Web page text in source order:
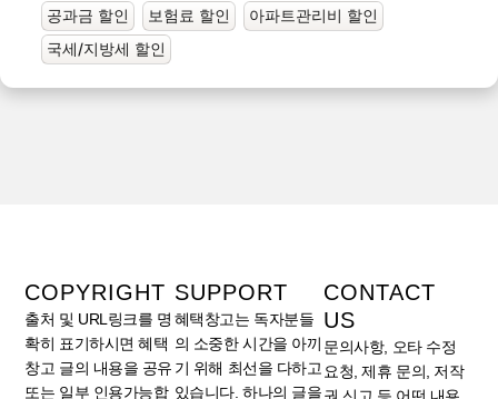
공과금 할인 보험료 할인
아파트관리비 할인
국세/지방세 할인
COPYRIGHT
출처 및 URL링크를 명
확히 표기하시면 혜택
창고 글의 내용을 공유
또는 일부 인용가능합
SUPPORT
혜택창고는 독자분들
의 소중한 시간을 아끼
기 위해 최선을 다하고
있습니다. 하나의 글을
CONTACT
US
문의사항, 오타 수정
요청, 제휴 문의, 저작